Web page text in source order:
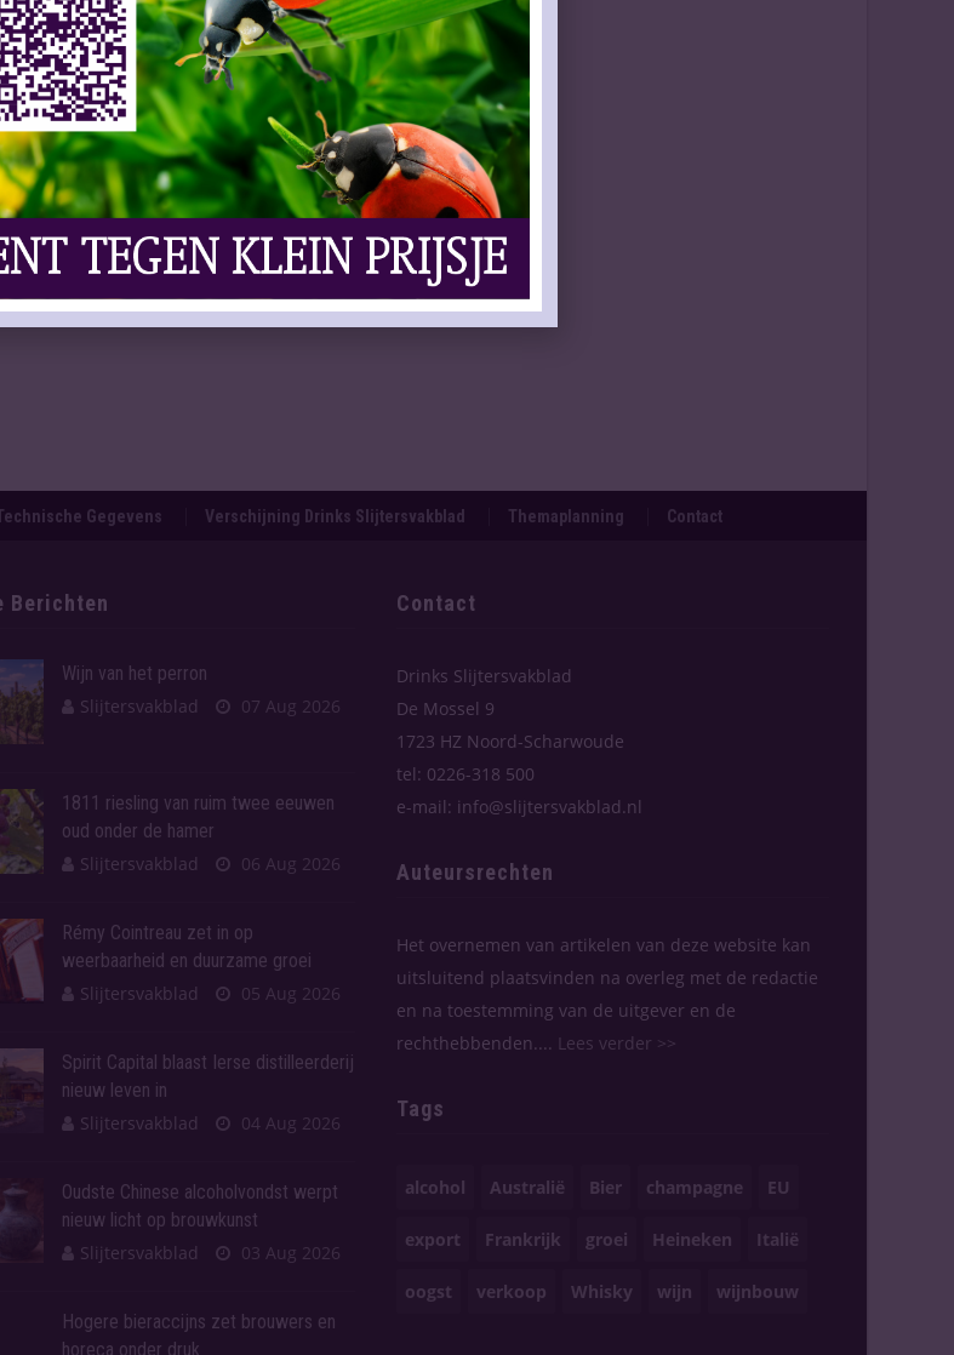
dat er veel te leren valt uit de
waarmee de oogst steeds
tussen de branden die de
en snelheid. Her en der wordt al
door rook aangetaste
Gegevens Verschijning Drinks Slijtersvakblad Themaplanning Contact
Berichten
Wijn van het perron
Slijtersvakblad
07 Aug 2026
1811 riesling van ruim twee eeuwen
oud onder de hamer
Slijtersvakblad
06 Aug 2026
Rémy Cointreau zet in op
weerbaarheid en duurzame groei
Slijtersvakblad
05 Aug 2026
Spirit Capital blaast Ierse distilleerderij
nieuw leven in
Slijtersvakblad
04 Aug 2026
Oudste Chinese alcoholvondst werpt
nieuw licht op brouwkunst
Slijtersvakblad
03 Aug 2026
Hogere bieraccijns zet brouwers en
horeca onder druk
Contact
Drinks Slijtersvakblad
De Mossel 9
1723 HZ Noord-Scharwoude
tel: 0226-318 500
e-mail: info@slijtersvakblad.nl
Auteursrechten
Het overnemen van artikelen van deze website kan
uitsluitend plaatsvinden na overleg met de redactie
en na toestemming van de uitgever en de
rechthebbenden.... Lees verder >>
Tags
alcohol Australië Bier champagne EU
export Frankrijk groei Heineken Italië
oogst verkoop Whisky wijn wijnbouw